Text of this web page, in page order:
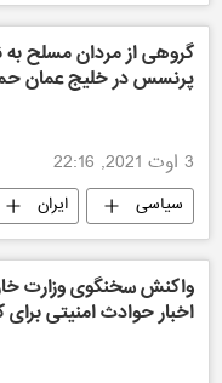
گروهی از مردان مسلح
پرنسس در خلیج عمان
3 اوت 2021, 22:16
سیاسی ایران
واکنش سخنگوی وزارت
اخبار حوادث امنیتی